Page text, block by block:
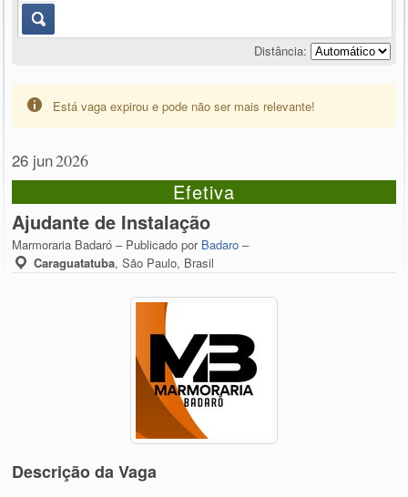
Distância:
Está vaga expirou e pode não ser mais relevante!
26 jun2026
Efetiva
Ajudante de Instalação
Marmoraria Badaró – Publicado por Badaro –
Caraguatatuba,São Paulo, Brasil
Descrição da Vaga